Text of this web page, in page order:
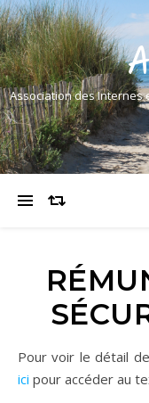
Association des Internes
Pour voir le détail
ici pour accéder au